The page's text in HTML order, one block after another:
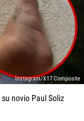
Instagram/X17 Composite
novio Paul Soliz